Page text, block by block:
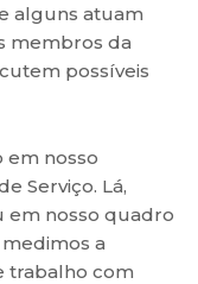
alguns atuam
membros da
possíveis
em nosso
Serviço. Lá,
em nosso quadro
a
trabalho com